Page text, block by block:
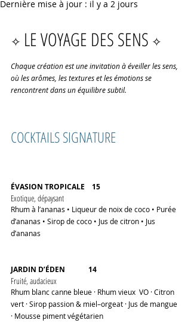
Dernière mise à jour : il y a 2 jours
✧ LE VOYAGE DES SENS ✧
Chaque création est une invitation à éveiller les sens,
où les arômes, les textures et les émotions se
rencontrent dans un équilibre subtil.
COCKTAILS SIGNATURE
ÉVASION TROPICALE    15
Exotique, dépaysant
Rhum à l’ananas • Liqueur de noix de coco • Purée
d’ananas • Sirop de coco • Jus de citron • Jus
d’ananas
JARDIN D’ÉDEN             14
Fruité, audacieux
Rhum blanc canne bleue · Rhum vieux  VO · Citron
vert · Sirop passion & miel–orgeat · Jus de mangue
· Mousse piment végétarien